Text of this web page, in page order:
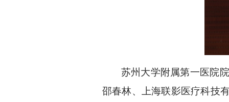
苏州大学附属第一医院院
邵春林、上海联影医疗科技